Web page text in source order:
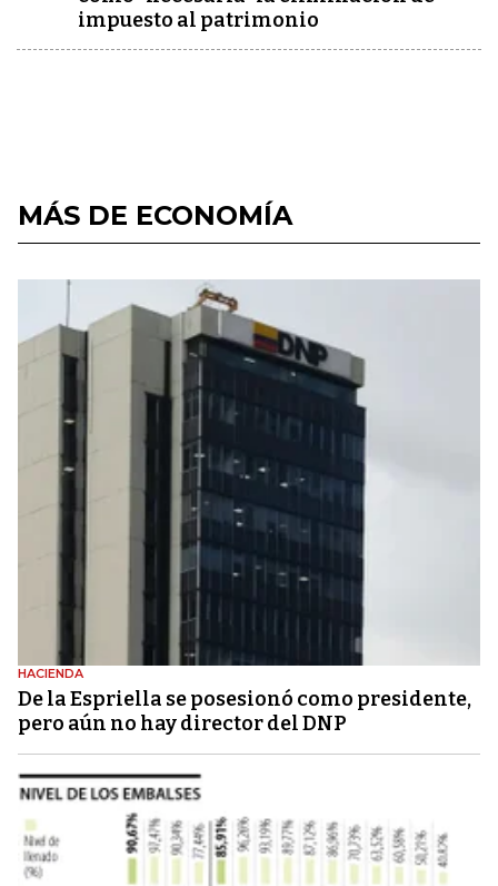
impuesto al patrimonio
MÁS DE ECONOMÍA
HACIENDA
De la Espriella se posesionó como presidente,
pero aún no hay director del DNP